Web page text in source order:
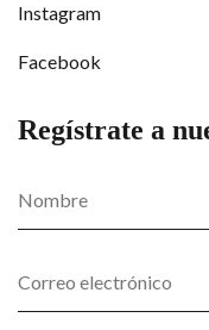
Instagram
Facebook
Regístrate a